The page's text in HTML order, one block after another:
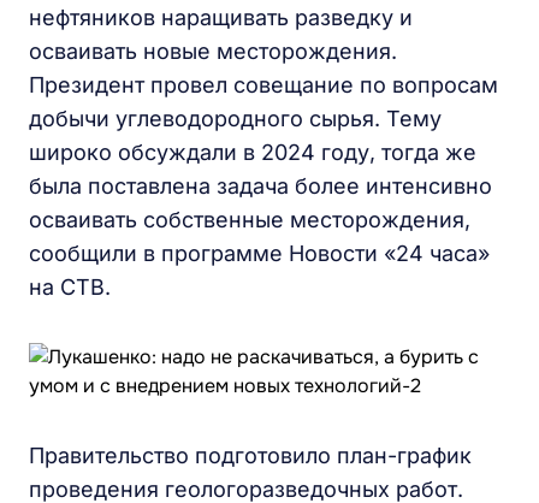
нефтяников наращивать разведку и
осваивать новые месторождения.
Президент провел совещание по вопросам
добычи углеводородного сырья. Тему
широко обсуждали в 2024 году, тогда же
была поставлена задача более интенсивно
осваивать собственные месторождения,
сообщили в программе Новости «24 часа»
на СТВ.
Правительство подготовило план-график
проведения геологоразведочных работ.